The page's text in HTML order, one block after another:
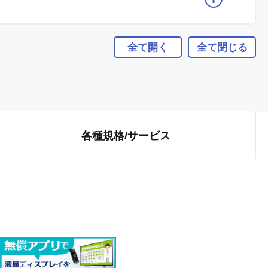
全て開く 全て閉じる
各種規格/サービス